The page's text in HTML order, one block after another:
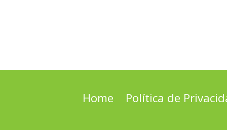
Home Política de